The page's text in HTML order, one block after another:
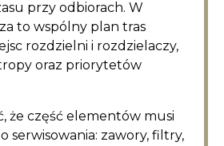
przy odbiorach. W
to wspólny plan tras
rozdzielni i rozdzielaczy,
oraz priorytetów
że część elementów musi
serwisowania: zawory, filtry,